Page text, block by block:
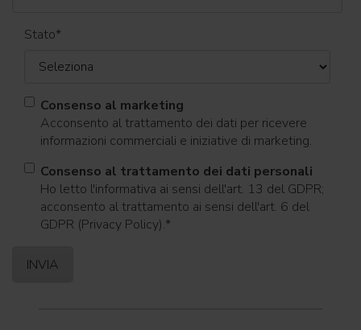
Stato*
Consenso al marketing
Acconsento al trattamento dei dati per ricevere
informazioni commerciali e iniziative di marketing.
Consenso al trattamento dei dati personali
Ho letto l'informativa ai sensi dell'art. 13 del GDPR;
acconsento al trattamento ai sensi dell'art. 6 del
GDPR (Privacy Policy).*